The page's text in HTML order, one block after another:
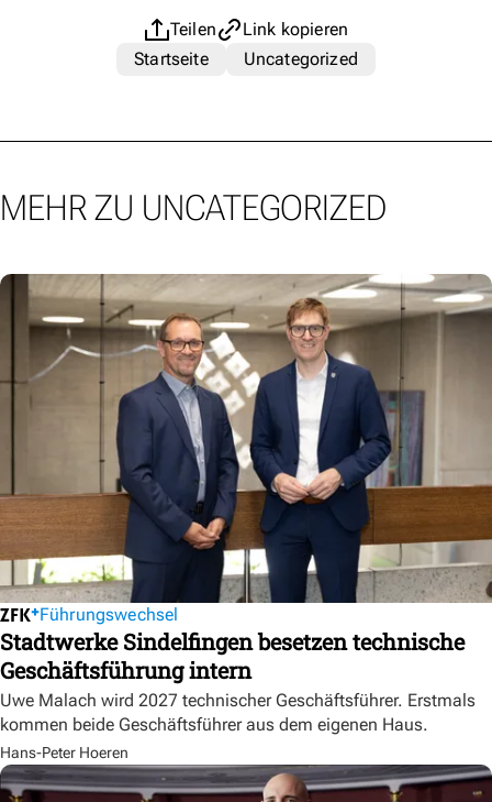
Teilen
Link kopieren
Startseite
Uncategorized
MEHR ZU UNCATEGORIZED
Führungswechsel
Stadtwerke Sindelfingen besetzen technische
Geschäftsführung intern
Uwe Malach wird 2027 technischer Geschäftsführer. Erstmals
kommen beide Geschäftsführer aus dem eigenen Haus.
Hans-Peter Hoeren